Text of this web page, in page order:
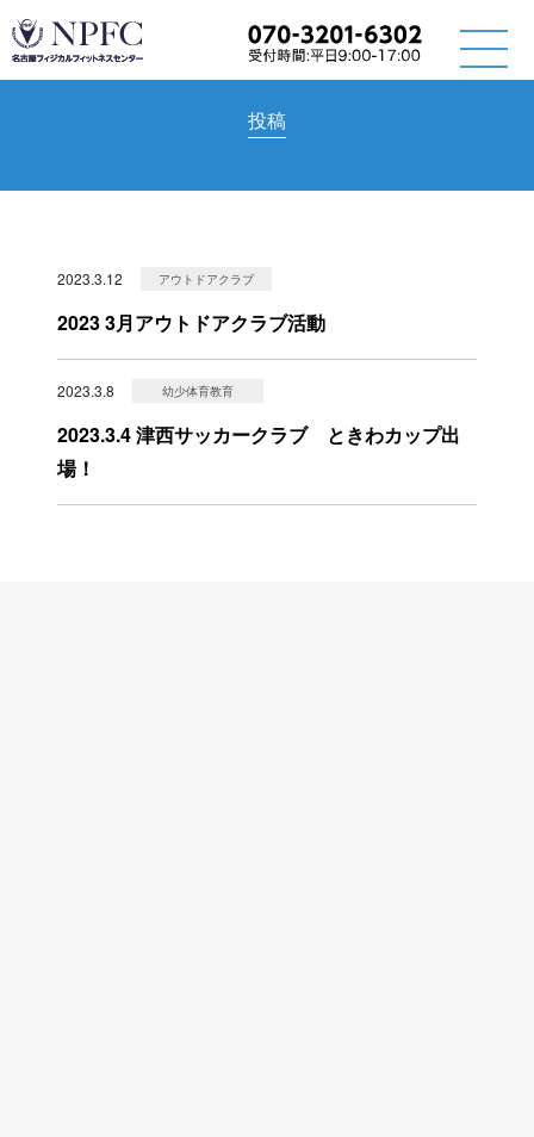
投稿
2023.3.12 アウトドアクラブ
2023 3月アウトドアクラブ活動
2023.3.8 幼少体育教育
2023.3.4 津西サッカークラブ ときわカップ出
場！